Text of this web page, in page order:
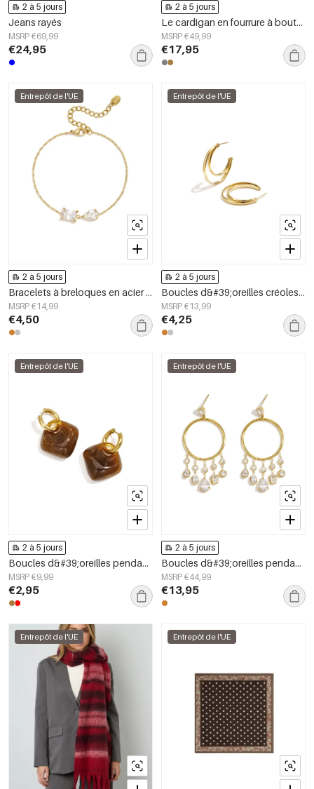
2 à 5 jours
Jeans rayés
MSRP €69,99
€24,95
2 à 5 jours
Le cardigan en fourrure à boutons
MSRP €49,99
€17,95
Entrepôt de l'UE
2 à 5 jours
Bracelets à breloques en acier inoxydable, forme elliptique, collection Simple Daily Simple, bijoux pour femmes
MSRP €14,99
€4,50
Entrepôt de l'UE
2 à 5 jours
Boucles d&#39;oreilles créoles en acier inoxydable, style simple et quotidien, collection de bijoux pour femmes
MSRP €13,99
€4,25
Entrepôt de l'UE
2 à 5 jours
Boucles d&#39;oreilles pendantes en acier inoxydable, forme géométrique, collection simple pour le quotidien, bijoux pour femmes
MSRP €9,99
€2,95
Entrepôt de l'UE
2 à 5 jours
Boucles d&#39;oreilles pendantes en acier inoxydable, style goutte, élégantes et luxueuses, collection pour femmes.
MSRP €44,99
€13,95
Entrepôt de l'UE Entrepôt de l'UE